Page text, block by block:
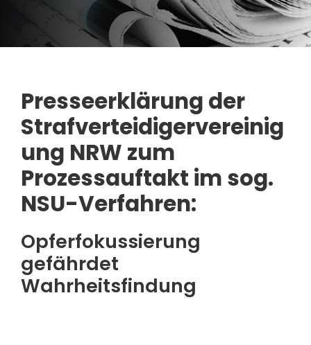
Presseerklärung der
Strafverteidigervereinig
ung NRW zum
Prozessauftakt im sog.
NSU-Ver­fah­ren:
Opferfokussierung
gefährdet
Wahrheitsfindung